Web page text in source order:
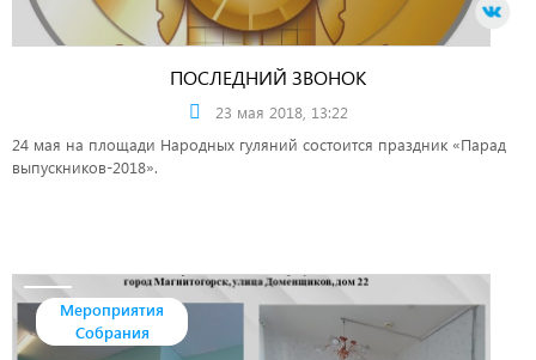
ПОСЛЕДНИЙ ЗВОНОК
23 мая 2018, 13:22
24 мая на площади Народных гуляний состоится праздник «Парад
выпускников-2018».
Мероприятия
Собрания